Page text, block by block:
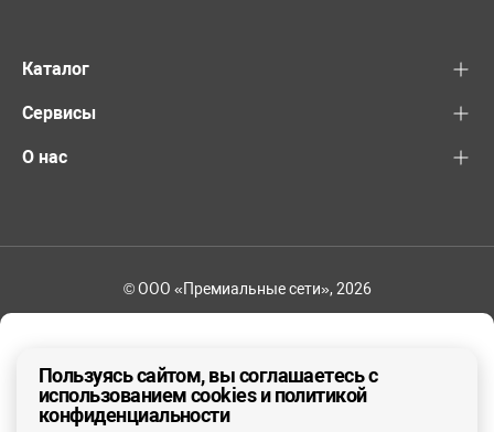
ДА, ВЕРНО
Каталог
Сервисы
О нас
© ООО «Премиальные сети», 2026
Пользуясь сайтом, вы соглашаетесь с
использованием cookies и политикой
конфиденциальности